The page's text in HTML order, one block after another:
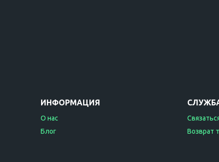
ИНФОРМАЦИЯ
О нас
Блог
Возврат